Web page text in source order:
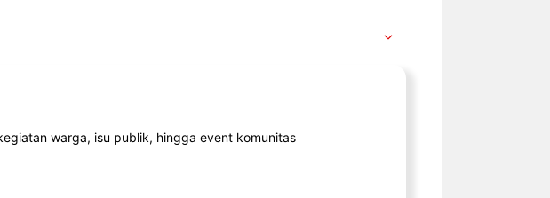
warga, isu publik, hingga event komunitas